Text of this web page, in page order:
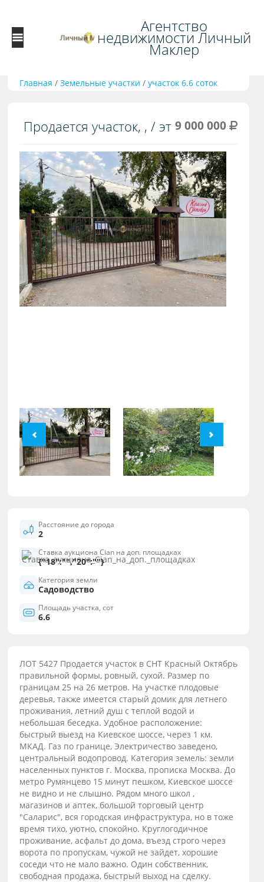
Агентство
недвижимости Личный
Маклер
Главная /Земельные участки /участок 6.6 соток
Продается участок, , / эт 9 000 000
Расстояние до города
2
Ставка аукциона Cian на доп. площадках
{"18":"","20":""}
Категория земли
Садоводство
Площадь участка, сот
6.6
ЛОТ 5427 Продается участок в СНТ Красный Октябрь
правильной формы, ровный, сухой. Размер по
границам 25 на 26 метров. На участке плодовые
деревья, также имеется старый домик для летнего
проживания, летний душ с теплой водой и
небольшая беседка. Удобное расположение:
быстрый выезд на Киевское шоссе, через 1 км.
МКАД. Газ по границе, Электричество заведено,
центральный водопровод. Категория земель: земли
населенных пунктов г. Москва, прописка Москва. До
метро Румянцево 15 минут пешком, Киевское шоссе
не видно и не слышно. Рядом много школ ,
магазинов и аптек, большой торговый центр
"Саларис", вся городская инфраструктура, но в тоже
время тихо, уютно, спокойно. Круглогодичное
проживание, асфальт до дома, въезд строго через
ворота по пропускам, чужой не зайдет, хорошие
соседи что не мало важно. Один собственник,
свободная продажа, быстрый выход на сделку.